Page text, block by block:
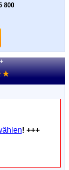
800
★
! +++